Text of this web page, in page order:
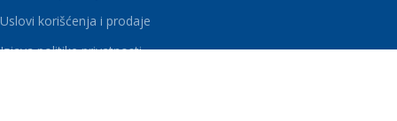
Uslovi korišćenja i prodaje
Izjava politike privatnosti